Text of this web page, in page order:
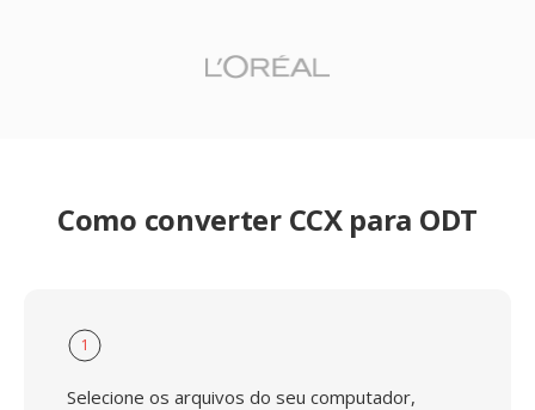
Como converter CCX para ODT
1
Selecione os arquivos do seu computador,